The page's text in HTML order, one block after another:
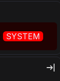
SYSTEM